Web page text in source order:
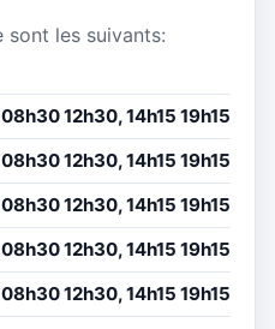
sont les suivants:
08h30 12h30, 14h15 19h15
08h30 12h30, 14h15 19h15
08h30 12h30, 14h15 19h15
08h30 12h30, 14h15 19h15
08h30 12h30, 14h15 19h15